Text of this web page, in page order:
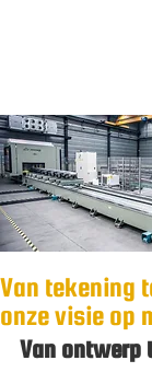
Van tekening
onze visie op
Van